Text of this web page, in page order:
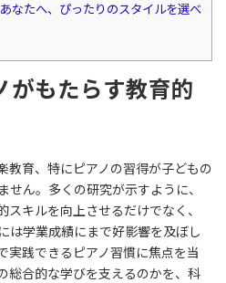
なたへ、ぴったりのスタイルを選べ
がもたらす教育的
教育、特にピアノの習得が子どもの
せん。多くの研究が示すように、
スキルを向上させるだけでなく、
は学業成績にまで好影響を及ぼし
実践できるピアノ習慣に焦点を当
総合的な学びを支えるのかを、科